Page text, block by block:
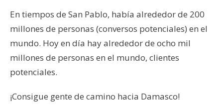
En tiempos de San Pablo, había alrededor de 200
millones de personas (conversos potenciales) en el
mundo. Hoy en día hay alrededor de ocho mil
millones de personas en el mundo, clientes
potenciales.
¡Consigue gente de camino hacia Damasco!